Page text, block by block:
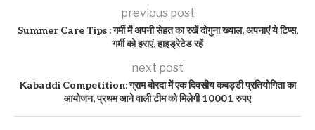
previous post
Summer Care Tips : गर्मी में अपनी सेहत का रखें दोगुना ख्याल, अपनाएं ये टिप्स,
गर्मी को हराएं, हाइड्रेटेड रहें
next post
Kabaddi Competition: ग्राम बोरदा में एक दिवसीय कबड्डी प्रतियोगिता का
आयोजन, प्रथम आने वाली टीम को मिलेगी 10001 रुपए